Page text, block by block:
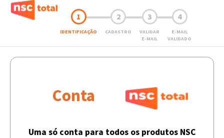
1
IDENTIFICAÇÃO
2
CADASTRO
3
VALIDAR
E-MAIL
4
E-MAIL
VALIDADO
Conta
Uma só conta para todos os produtos NSC